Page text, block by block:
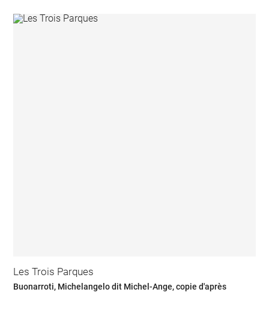
Les Trois Parques
Buonarroti, Michelangelo dit Michel-Ange, copie d'après